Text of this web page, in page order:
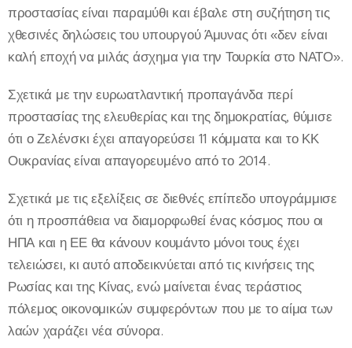
προστασίας είναι παραμύθι και έβαλε στη συζήτηση τις
χθεσινές δηλώσεις του υπουργού Άμυνας ότι «δεν είναι
καλή εποχή να μιλάς άσχημα για την Τουρκία στο ΝΑΤΟ».
Σχετικά με την ευρωατλαντική προπαγάνδα περί
προστασίας της ελευθερίας και της δημοκρατίας, θύμισε
ότι ο Ζελένσκι έχει απαγορεύσει 11 κόμματα και το ΚΚ
Ουκρανίας είναι απαγορευμένο από το 2014.
Σχετικά με τις εξελίξεις σε διεθνές επίπεδο υπογράμμισε
ότι η προσπάθεια να διαμορφωθεί ένας κόσμος που οι
ΗΠΑ και η ΕΕ θα κάνουν κουμάντο μόνοι τους έχει
τελειώσει, κι αυτό αποδεικνύεται από τις κινήσεις της
Ρωσίας και της Κίνας, ενώ μαίνεται ένας τεράστιος
πόλεμος οικονομικών συμφερόντων που με το αίμα των
λαών χαράζει νέα σύνορα.